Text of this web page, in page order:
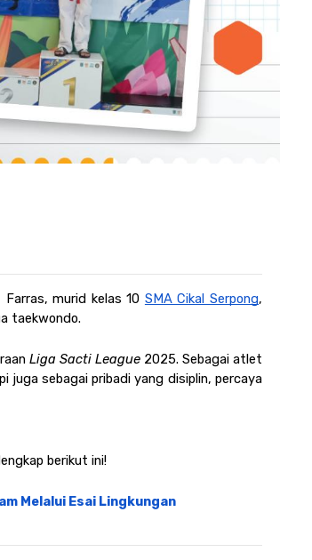
murid kelas 10 SMA Cikal Serpong,
taekwondo.
Liga Sacti League 2025. Sebagai atlet
sebagai pribadi yang disiplin, percaya
berikut ini!
Melalui Esai Lingkungan